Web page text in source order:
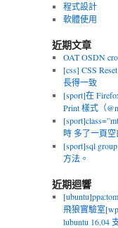
程式設計
軟體使用
近期文章
OAT OSDN
[css] CSS
長得一致
[sport]在
Print 樣式（
時 多了一頁空
[sport]sql
方法。
近期迴響
飛狼實驗室
lubuntu 16.04